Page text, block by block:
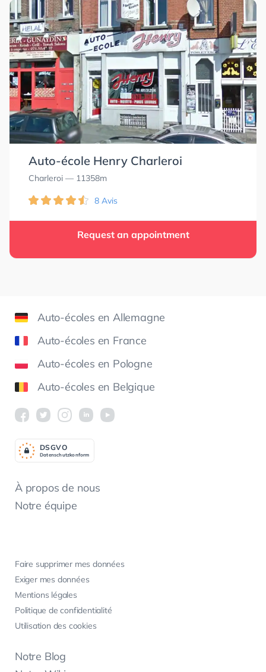
Auto-école Henry Charleroi
Charleroi — 11358m
8 Avis
Request an appointment
Auto-écoles en Allemagne
Auto-écoles en France
Auto-écoles en Pologne
Auto-écoles en Belgique
À propos de nous
Notre équipe
Faire supprimer mes données
Exiger mes données
Mentions légales
Politique de confidentialité
Utilisation des cookies
Notre Blog
Datenschutzkonform
DSGVO